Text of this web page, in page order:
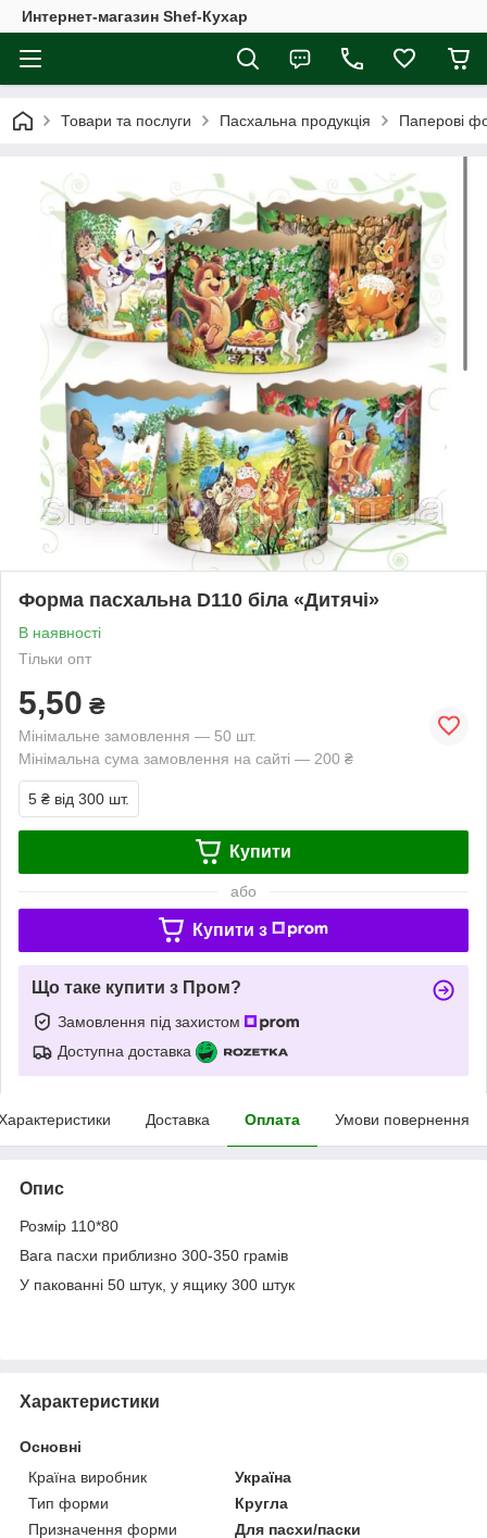
Интернет-магазин Shef-Кухар
Товари та послуги Пасхальна продукція Паперові
Форма пасхальна D110 біла «Дитячі»
В наявності
Тільки опт
5,50 ₴
Мінімальне замовлення — 50 шт.
Мінімальна сума замовлення на сайті — 200 ₴
5 ₴ від 300 шт.
Купити
або
Купити з
Що таке купити з Пром?
Замовлення під захистом
Доступна доставка
Доставка Оплата Умови повернення
Опис
Розмір 110*80
Вага пасхи приблизно 300-350 грамів
У пакованні 50 штук, у ящику 300 штук
Характеристики
Основні
Країна виробник
Україна
Тип форми
Кругла
Призначення форми
Для пасхи/паски